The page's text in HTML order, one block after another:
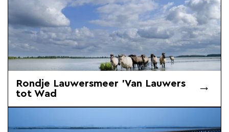
Rondje Lauwersmeer 'Van Lauwers
tot Wad